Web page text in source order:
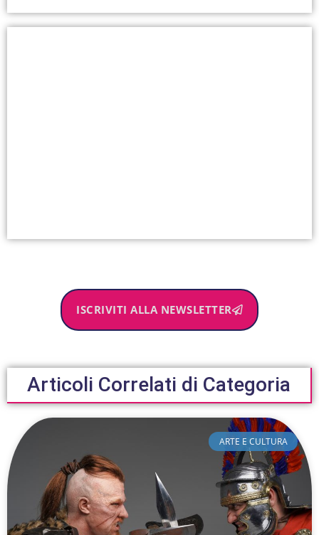
ISCRIVITI ALLA NEWSLETTER
Articoli Correlati di Categoria
ARTE E CULTURA